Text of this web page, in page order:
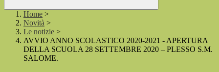
Home >
Novità >
Le notizie >
AVVIO ANNO SCOLASTICO 2020-2021 - APERTURA
DELLA SCUOLA 28 SETTEMBRE 2020 – PLESSO S.M.
SALOME.